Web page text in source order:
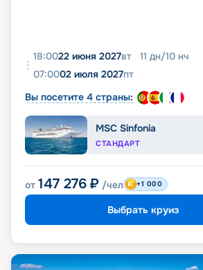
18:0022 июня 2027вт 11 дн/10 нч
07:0002 июля 2027пт
Вы посетите 4 страны:
MSC Sinfonia
СТАНДАРТ
от 147 276 ₽ /чел +1 000
Выбрать круиз